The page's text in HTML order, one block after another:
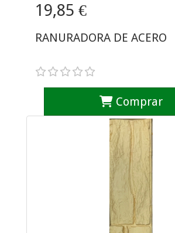
19,85 €
RANURADORA DE ACERO
Comprar